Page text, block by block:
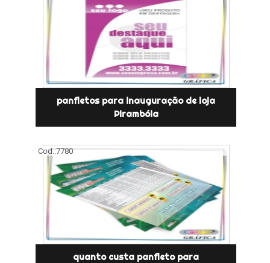
panfletos para inauguração de loja
Pirambóia
Cod.:7780
quanto custa panfleto para